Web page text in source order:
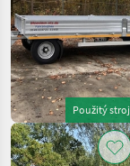
Použitý stroj